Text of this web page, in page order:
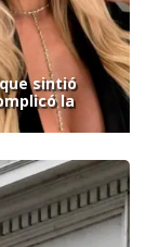
sintió
la